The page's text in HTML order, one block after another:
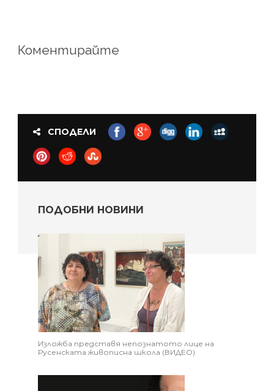
Коментирайте
СПОДЕЛИ
ПОДОБНИ НОВИНИ
Изложба представя непознатото лице на
Русенската живописна школа (ВИДЕО)